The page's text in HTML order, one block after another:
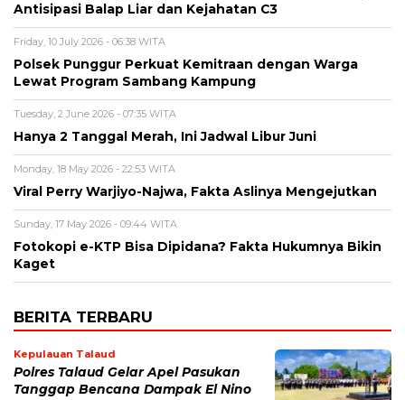
Antisipasi Balap Liar dan Kejahatan C3
Friday, 10 July 2026 - 06:38 WITA
Polsek Punggur Perkuat Kemitraan dengan Warga
Lewat Program Sambang Kampung
Tuesday, 2 June 2026 - 07:35 WITA
Hanya 2 Tanggal Merah, Ini Jadwal Libur Juni
Monday, 18 May 2026 - 22:53 WITA
Viral Perry Warjiyo-Najwa, Fakta Aslinya Mengejutkan
Sunday, 17 May 2026 - 09:44 WITA
Fotokopi e-KTP Bisa Dipidana? Fakta Hukumnya Bikin
Kaget
BERITA TERBARU
Kepulauan Talaud
Polres Talaud Gelar Apel Pasukan
Tanggap Bencana Dampak El Nino